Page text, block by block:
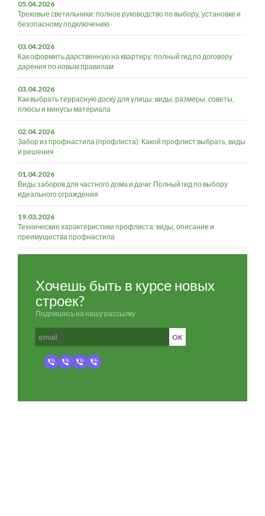
05.04.2026
Трековые светильники: полное руководство по выбору, установке и
безопасному подключению
03.04.2026
Как оформить дарственную на квартиру: полный гид по договору
дарения по новым правилам
03.04.2026
Как выбрать террасную доску для улицы: виды, размеры, советы,
плюсы и минусы материала
02.04.2026
Забор из профнастила (профлиста): Какой профлист выбрать, виды
и решения
01.04.2026
Виды заборов для частного дома и дачи: Полный гид по выбору
идеального ограждения
19.03.2026
Технические характеристики профлиста: виды, описание и
преимущества профнастила
Хочешь быть в курсе новых
строек?
Подпишись на нашу рассылку